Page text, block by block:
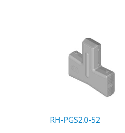
RH-PGS2.0-52